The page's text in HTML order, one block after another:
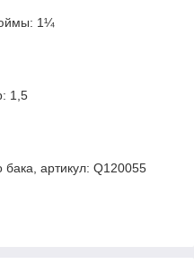
1¼
1,5
артикул: Q120055